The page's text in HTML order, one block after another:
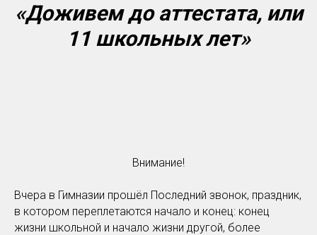
«Доживем до аттестата, или
11 школьных лет»
Внимание!
Вчера в Гимназии прошёл Последний звонок, праздник,
в котором переплетаются начало и конец: конец
жизни школьной и начало жизни другой, более